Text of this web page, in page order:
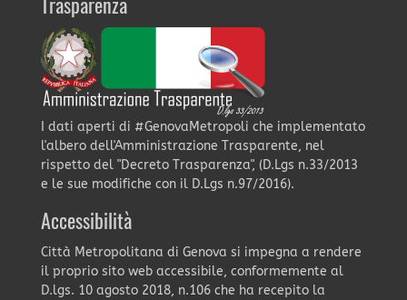
Trasparenza
I dati aperti di #GenovaMetropoli che implementato
l'albero dell'Amministrazione Trasparente, nel
rispetto del "Decreto Trasparenza", (D.Lgs n.33/2013
e le sue modifiche con il D.Lgs n.97/2016).
Accessibilità
Città Metropolitana di Genova si impegna a rendere
il proprio sito web accessibile, conformemente al
D.lgs. 10 agosto 2018, n.106 che ha recepito la